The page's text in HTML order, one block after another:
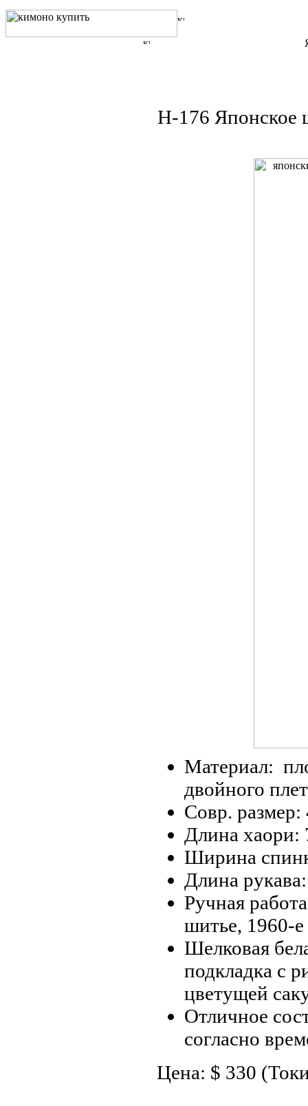
H-176 Японское
Материал:
двойного
Совр. размер:
Длина хаори:
Ширина
Длина
Ручная
шитье, 1960-е
Шелковая
подкладка с
цветущей
Отличное
согласно
Цена: $ 330